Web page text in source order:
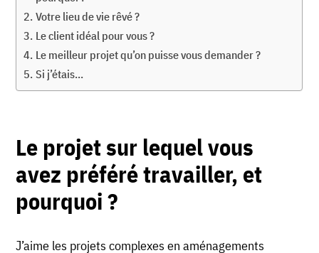
Votre lieu de vie rêvé ?
Le client idéal pour vous ?
Le meilleur projet qu’on puisse vous demander ?
Si j’étais…
Le projet sur lequel vous
avez préféré travailler, et
pourquoi ?
J’aime les projets complexes en aménagements